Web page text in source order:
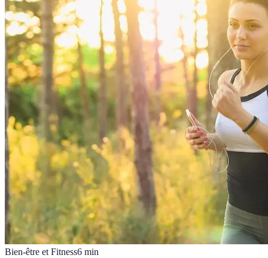
Bien-être et Fitness6 min